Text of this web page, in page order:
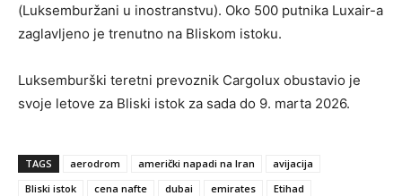
(Luksemburžani u inostranstvu). Oko 500 putnika Luxair-a
zaglavljeno je trenutno na Bliskom istoku.
Luksemburški teretni prevoznik Cargolux obustavio je
svoje letove za Bliski istok za sada do 9. marta 2026.
TAGS aerodrom američki napadi na Iran
avijacija
Bliski istok
cena nafte dubai emirates
Etihad